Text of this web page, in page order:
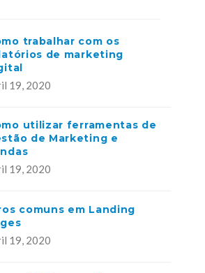
trabalhar com os
de marketing
19, 2020
utilizar ferramentas de
de Marketing e
19, 2020
comuns em Landing
19, 2020